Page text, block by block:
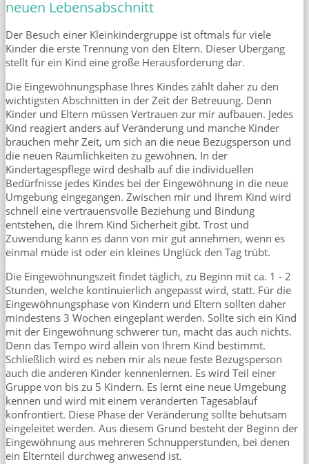
neuen Lebensabschnitt
Der Besuch einer Kleinkindergruppe ist oftmals für viele
Kinder die erste Trennung von den Eltern. Dieser Übergang
stellt für ein Kind eine große Herausforderung dar.
Die Eingewöhnungsphase Ihres Kindes zählt daher zu den
wichtigsten Abschnitten in der Zeit der Betreuung. Denn
Kinder und Eltern müssen Vertrauen zur mir aufbauen. Jedes
Kind reagiert anders auf Veränderung und manche Kinder
brauchen mehr Zeit, um sich an die neue Bezugsperson und
die neuen Räumlichkeiten zu gewöhnen. In der
Kindertagespflege wird deshalb auf die individuellen
Bedürfnisse jedes Kindes bei der Eingewöhnung in die neue
Umgebung eingegangen. Zwischen mir und Ihrem Kind wird
schnell eine vertrauensvolle Beziehung und Bindung
entstehen, die Ihrem Kind Sicherheit gibt. Trost und
Zuwendung kann es dann von mir gut annehmen, wenn es
einmal müde ist oder ein kleines Unglück den Tag trübt.
Die Eingewöhnungszeit findet täglich, zu Beginn mit ca. 1 - 2
Stunden, welche kontinuierlich angepasst wird, statt. Für die
Eingewöhnungsphase von Kindern und Eltern sollten daher
mindestens 3 Wochen eingeplant werden. Sollte sich ein Kind
mit der Eingewöhnung schwerer tun, macht das auch nichts.
Denn das Tempo wird allein von Ihrem Kind bestimmt.
Schließlich wird es neben mir als neue feste Bezugsperson
auch die anderen Kinder kennenlernen. Es wird Teil einer
Gruppe von bis zu 5 Kindern. Es lernt eine neue Umgebung
kennen und wird mit einem veränderten Tagesablauf
konfrontiert. Diese Phase der Veränderung sollte behutsam
eingeleitet werden. Aus diesem Grund besteht der Beginn der
Eingewöhnung aus mehreren Schnupperstunden, bei denen
ein Elternteil durchweg anwesend ist.